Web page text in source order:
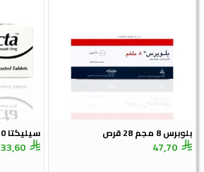
بلوبرس 8 مجم 28 قرص
47,70
سيليكتا 10 مجم 30 مجم
33,60